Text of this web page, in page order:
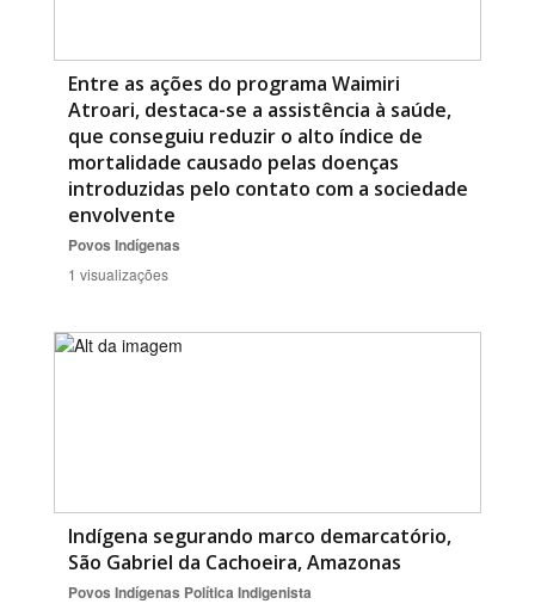
Entre as ações do programa Waimiri
Atroari, destaca-se a assistência à saúde,
que conseguiu reduzir o alto índice de
mortalidade causado pelas doenças
introduzidas pelo contato com a sociedade
envolvente
Povos Indígenas
1 visualizações
Indígena segurando marco demarcatório,
São Gabriel da Cachoeira, Amazonas
Povos Indígenas Política Indigenista